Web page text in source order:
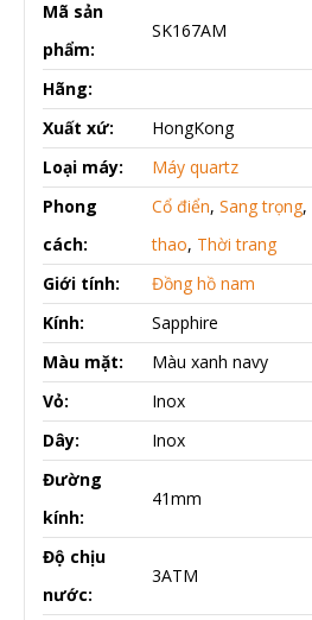
Mã sản
phẩm:
SK167AM
Hãng:
Xuất xứ:
HongKong
Loại máy:
Máy quartz
Phong
cách:
Cổ điển, Sang trọng,
thao, Thời trang
Giới tính:
Đồng hồ nam
Kính:
Sapphire
Màu mặt:
Màu xanh navy
Vỏ:
Inox
Dây:
Inox
Đường
kính:
41mm
Độ chịu
nước:
3ATM